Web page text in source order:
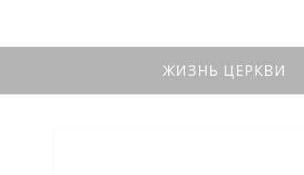
ЖИЗНЬ ЦЕРКВИ